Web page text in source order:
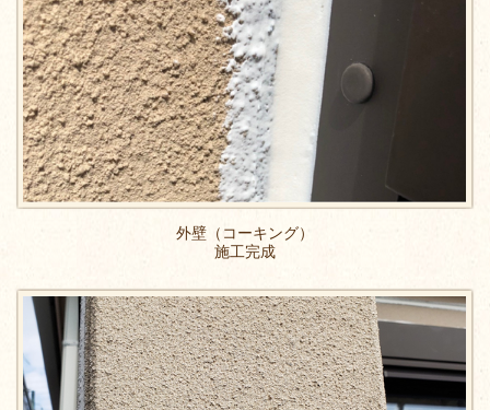
外壁（コーキング）
施工完成